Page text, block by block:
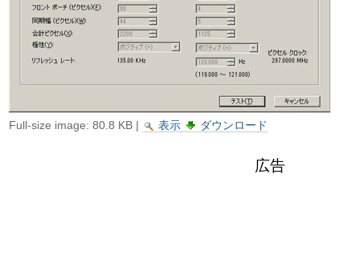
に
飛
Full-size image: 80.8 KB| 表示 ダウンロード
広告